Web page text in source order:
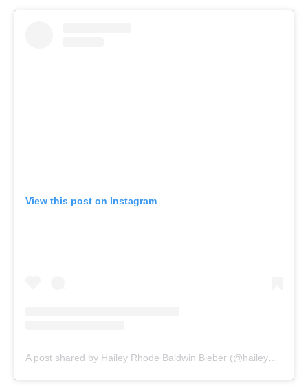
View this post on Instagram